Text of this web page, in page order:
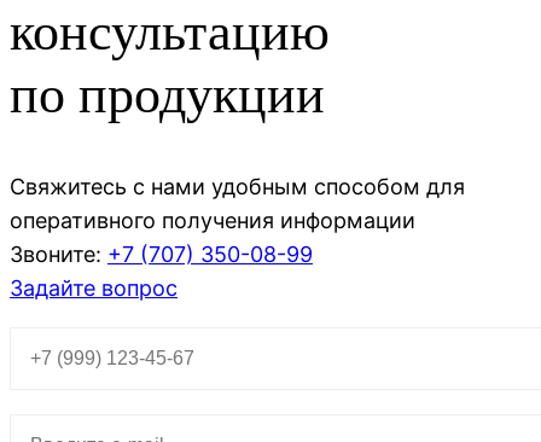
консультацию
по продукции
Свяжитесь с нами удобным способом для
оперативного получения информации
Звоните: +7 (707) 350-08-99
Задайте вопрос